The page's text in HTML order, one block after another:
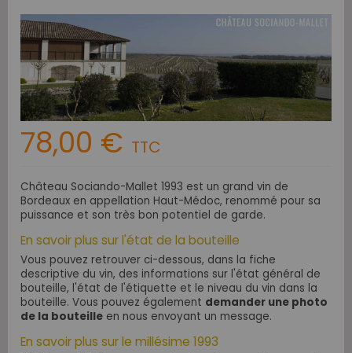
78,00 € TTC
Château Sociando-Mallet 1993 est un grand vin de
Bordeaux en appellation Haut-Médoc, renommé pour sa
puissance et son très bon potentiel de garde.
En savoir plus sur l'état de la bouteille
Vous pouvez retrouver ci-dessous, dans la fiche
descriptive du vin, des informations sur l'état général de
bouteille, l'état de l'étiquette et le niveau du vin dans la
bouteille. Vous pouvez également demander une photo
de la bouteille en nous envoyant un message.
En savoir plus sur le millésime 1993